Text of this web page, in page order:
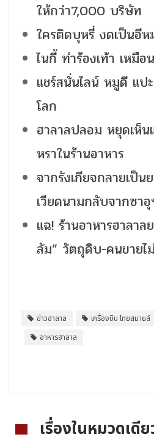
ให้กว่า7,000 บริษัท
ใครติดบุหรี่ งดเป็นอี
ไนกี้ ทำร้องเท้า เหมือ
แชร์สนั่นไลน์ หมูดี แป
โลก
ฮาลาลปลอม หยุดเห็
หราในร้านอาหาร
จากรังเกียจกลายเป็
เวียดนามกลับจากซา
แฉ! ร้านอาหารฮาลา
ลัม” วัตถุดิบ-คนขายไ
ข่าวฮาลาล เครื่องบิน ไทยสมายล์
อาหารฮาลาล
เรื่องในหมวดเดี